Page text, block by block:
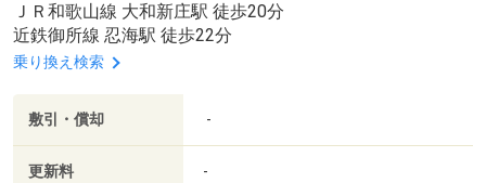
ＪＲ和歌山線 大和新庄駅 徒歩20分
近鉄御所線 忍海駅 徒歩22分
乗り換え検索
敷引・償却 -
更新料 -